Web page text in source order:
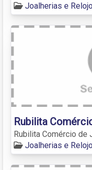
Joalherias e
Rubilita
Rubilita Comércio de
Joalherias e